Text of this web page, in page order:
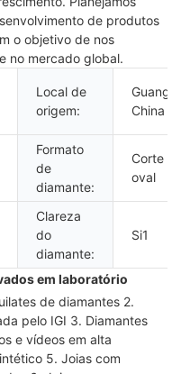
de produtos
o objetivo de nos
no mercado global.
Local de
origem:
Guangxi,
China
Formato
de
diamante:
Corte
oval
Clareza
do
diamante:
Si1
em laboratório
pelo IGI 3. Diamantes
e vídeos em alta
5. Joias com